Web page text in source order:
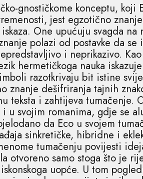
gnostičkome konceptu, koji
jest egzotično
One upućuju svagda na
polazi od postavke da
i neprikazivo.
hermetičkoga nauka
razotkrivaju bit istine
dešifriranja tajnih
teksta i zahtijeva
u svojim romanima, gdje se
da Eco u svojem
sinkretičke, hibridne i
tumačenju povijesti
otvoreno samo stoga što je
uopće. U tom